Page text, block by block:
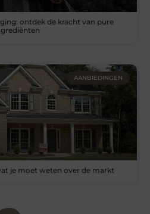
ontdek de kracht van pure
AANBIEDINGEN
je moet weten over de markt